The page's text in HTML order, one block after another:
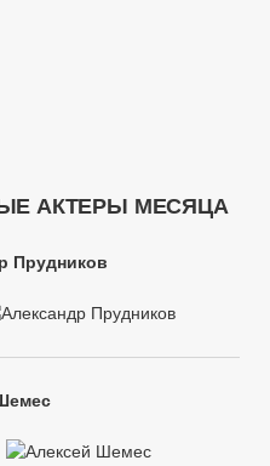
АКТЕРЫ МЕСЯЦА
Прудников